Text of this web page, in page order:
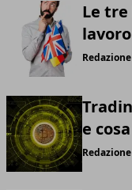
Le
lavoro
Redazione
e
Redazione